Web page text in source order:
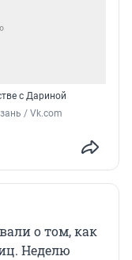
с Дариной
/ Vk.com
о том, как
Неделю